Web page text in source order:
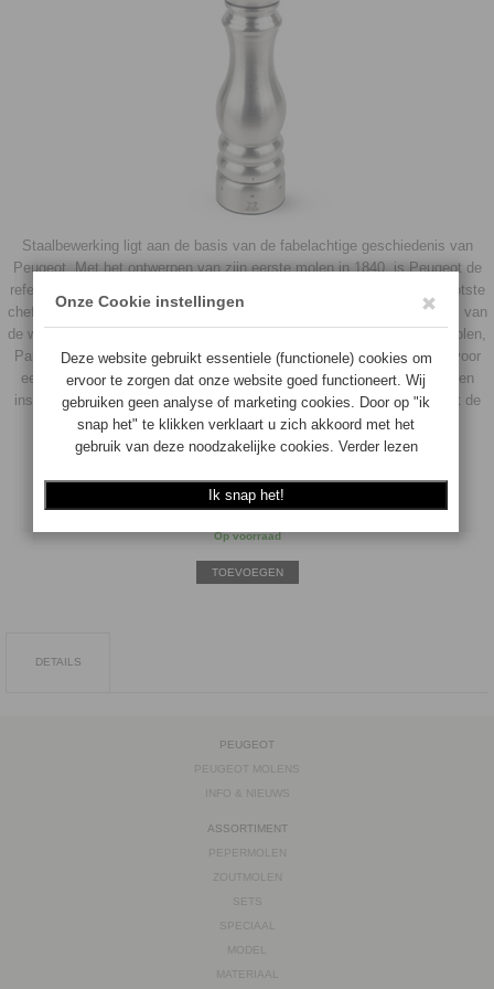
Staalbewerking ligt aan de basis van de fabelachtige geschiedenis van
Peugeot. Met het ontwerpen van zijn eerste molen in 1840, is Peugeot de
referentie geworden in de maalkunst. De molens, gebruikt door de grootste
chef-koks, zijn tegenwoordig aanwezig in alle keukens en op alle tafels van
de wereld. De collectie Chef brengt nu de meest typerende Peugeot-molen,
Paris, uit met een afwerking van rvs. Rvs van hoogstaande kwaliteit voor
een perfecte bestendigheid, een maalwerk met levenslange garantie en
instelbare maalgraad. In de keuken of op tafel, de collectie Chef wordt de
beste maatjes met de meest veeleisende fijnproevers.
Aantal:
Op voorraad
TOEVOEGEN
DETAILS
PEUGEOT
PEUGEOT MOLENS
INFO & NIEUWS
ASSORTIMENT
PEPERMOLEN
ZOUTMOLEN
SETS
SPECIAAL
MODEL
MATERIAAL